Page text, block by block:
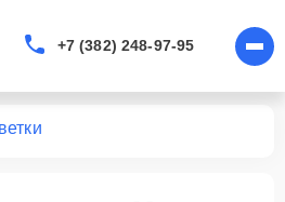
+7 (382) 248-97-95